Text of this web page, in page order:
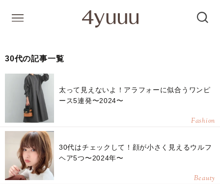
30代の記事一覧
太って見えないよ！アラフォーに似合うワンピ
ース5連発〜2024〜
Fashion
30代はチェックして！顔が小さく見えるウルフ
ヘア5つ〜2024年〜
Beauty